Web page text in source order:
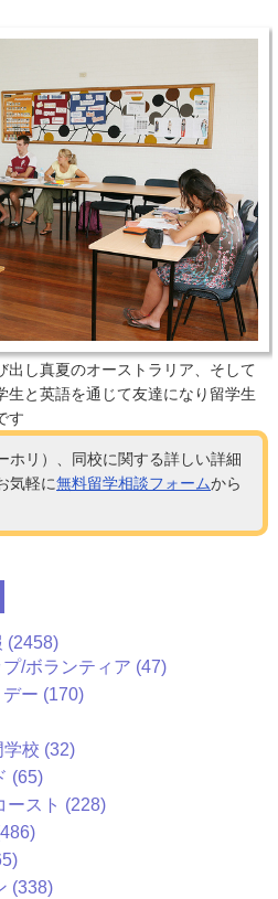
出し真夏のオーストラリア、そして
生と英語を通じて友達になり留学生
す
ホリ）、同校に関する詳しい詳細
気軽に無料留学相談フォームから
(2458)
/ボランティア (47)
ー (170)
校 (32)
(65)
ースト (228)
(338)